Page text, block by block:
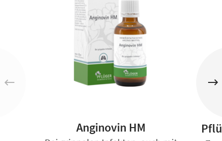
Anginovin HM